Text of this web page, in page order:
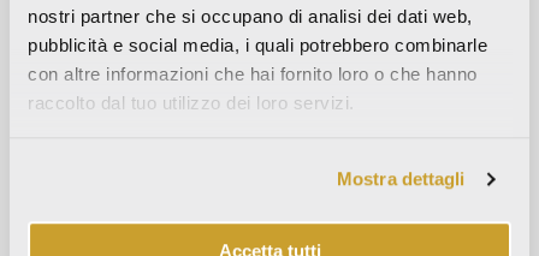
nostri partner che si occupano di analisi dei dati web,
pubblicità e social media, i quali potrebbero combinarle
con altre informazioni che hai fornito loro o che hanno
raccolto dal tuo utilizzo dei loro servizi.
Mostra dettagli
Accetta tutti
Settembre 2023
Maggio 2023
Aprile 2023
Settembre 2021